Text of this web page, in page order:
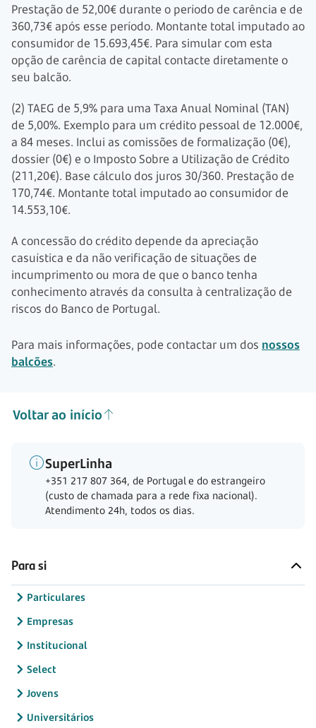
Prestação de 52,00€ durante o período de carência e de
360,73€ após esse período. Montante total imputado ao
consumidor de 15.693,45€. Para simular com esta
opção de carência de capital contacte diretamente o
seu balcão.
(2) TAEG de 5,9% para uma Taxa Anual Nominal (TAN)
de 5,00%. Exemplo para um crédito pessoal de 12.000€,
a 84 meses. Inclui as comissões de formalização (0€),
dossier (0€) e o Imposto Sobre a Utilização de Crédito
(211,20€). Base cálculo dos juros 30/360. Prestação de
170,74€. Montante total imputado ao consumidor de
14.553,10€.
A concessão do crédito depende da apreciação
casuística e da não verificação de situações de
incumprimento ou mora de que o banco tenha
conhecimento através da consulta à centralização de
riscos do Banco de Portugal.
Para mais informações, pode contactar um dos nossos
balcões.
Voltar ao início
SuperLinha
+351 217 807 364, de Portugal e do estrangeiro
(custo de chamada para a rede fixa nacional).
Atendimento 24h, todos os dias.
Para si
Particulares
Empresas
Institucional
Select
Jovens
Universitários